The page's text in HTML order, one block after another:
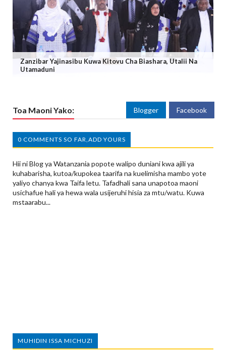
Zanzibar Yajinasibu Kuwa Kitovu Cha Biashara, Utalii Na
Utamaduni
Toa Maoni Yako: Blogger Facebook
0 COMMENTS SO FAR,ADD YOURS
Hii ni Blog ya Watanzania popote walipo duniani kwa ajili ya
kuhabarisha, kutoa/kupokea taarifa na kuelimisha mambo yote
yaliyo chanya kwa Taifa letu. Tafadhali sana unapotoa maoni
usichafue hali ya hewa wala usijeruhi hisia za mtu/watu. Kuwa
mstaarabu...
MUHIDIN ISSA MICHUZI